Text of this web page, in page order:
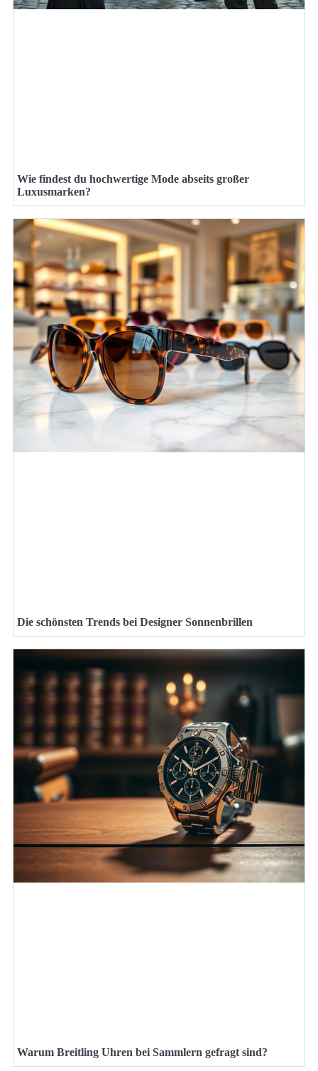
Wie findest du hochwertige Mode abseits großer
Luxusmarken?
Die schönsten Trends bei Designer Sonnenbrillen
Warum Breitling Uhren bei Sammlern gefragt sind?